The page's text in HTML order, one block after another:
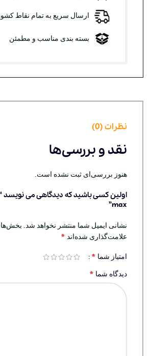
ارسال سریع به تمام نقاط
بسته بندی مناسب و مطمئن
نظرات (0)
نقد و بررسی‌ها
هنوز بررسی‌ای ثبت نشده است.
max”
نشانی ایمیل شما منتشر نخواهد شد.
علامت‌گذاری شده‌اند *
امتیاز شما *
دیدگاه شما *